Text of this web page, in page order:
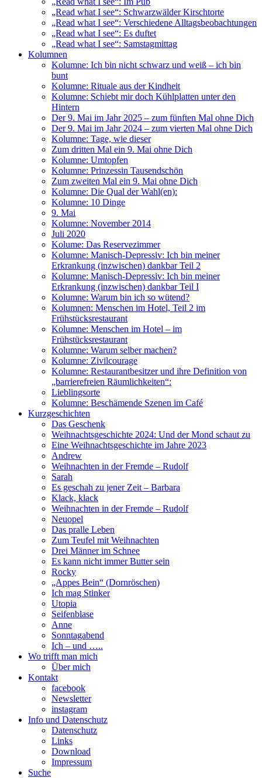
„Read what I see“: Schwarzwälder Kirschtorte
„Read what I see“: Verschiedene Alltagsbeobachtungen
„Read what I see“: Es duftet
„Read what I see“: Samstagmittag
Kolumnen
Kolumne: Ich bin nicht schwarz und weiß – ich bin
bunt
Kolumne: Rituale aus der Kindheit
Kolumne: Schiebt mir doch Kühlplatten unter den
Hintern
Der 9. Mai im Jahr 2025 – zum fünften Mal ohne Dich
Der 9. Mai im Jahr 2024 – zum vierten Mal ohne Dich
Kolumne: Tage, wie dieser
Zum dritten Mal ein 9. Mai ohne Dich
Kolumne: Umtopfen
Kolumne: Prinzessin Tausendschön
Zum zweiten Mal ein 9. Mai ohne Dich
Kolumne: Die Qual der Wahl(en):
Kolumne: 10 Dinge
9. Mai
Kolumne: November 2014
Juli 2020
Kolume: Das Reservezimmer
Kolumne: Manisch-Depressiv: Ich bin meiner
Erkrankung (inzwischen) dankbar Teil 2
Kolumne: Manisch-Depressiv: Ich bin meiner
Erkrankung (inzwischen) dankbar Teil I
Kolumne: Warum bin ich so wütend?
Kolumnen: Menschen im Hotel, Teil 2 im
Frühstücksrestaurant
Kolumne: Menschen im Hotel – im
Frühstücksrestaurant
Kolumne: Warum selber machen?
Kolumne: Zivilcourage
Kolumne: Restaurantbesitzer und ihre Definition von
„barrierefreien Räumlichkeiten“:
Lieblingsorte
Kolumne: Beschämende Szenen im Café
Kurzgeschichten
Das Geschenk
Weihnachtsgeschichte 2024: Und der Mond schaut zu
Eine Weihnachtsgeschichte im Jahre 2023
Andrew
Weihnachten in der Fremde – Rudolf
Sarah
Es geschah zu jener Zeit – Barbara
Klack, klack
Weihnachten in der Fremde – Rudolf
Neuopel
Das pralle Leben
Zum Teufel mit Weihnachten
Drei Männer im Schnee
Es kann nicht immer Butter sein
Rocky
„Appes Bein“ (Dornröschen)
Ich mag Stinker
Utopia
Seifenblase
Anne
Sonntagabend
Ich – und …..
Wo trifft man mich
Über mich
Kontakt
facebook
Newsletter
instagram
Info und Datenschutz
Datenschutz
Links
Download
Impressum
Suche